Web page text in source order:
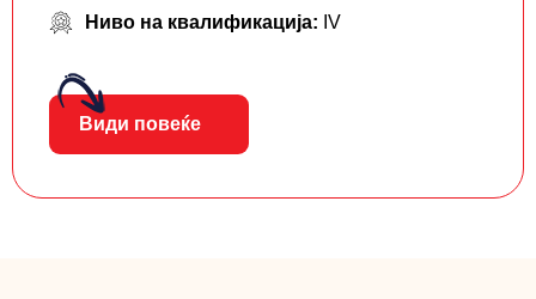
Ниво на квалификација: IV
Види повеќе